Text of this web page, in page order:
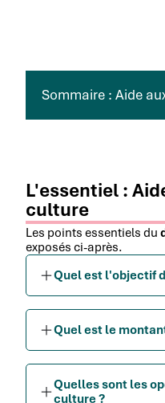
Sommaire : Aide
L'essentiel :
culture
Les points essentiels du
exposés ci-après.
Quel est l'objectif
Quel est le
Quelles sont les
culture ?